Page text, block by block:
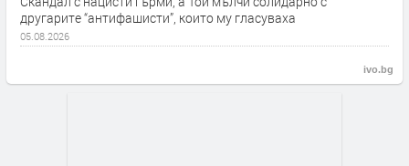
другарите “антифашисти”, които му гласуваха
05.08.2026
ivo.bg